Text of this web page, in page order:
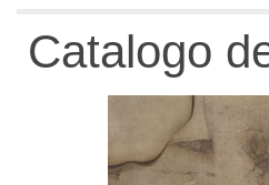
Catalogo